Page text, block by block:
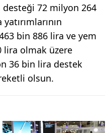
72 milyon 264
bin 886 lira ve yem
lira olmak üzere
36 bin lira destek
olsun.